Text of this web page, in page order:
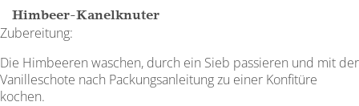
Himbeer-Kanelknuter
Zubereitung:
Die Himbeeren waschen, durch ein Sieb passieren und mit der
Vanilleschote nach Packungsanleitung zu einer Konfitüre
kochen.